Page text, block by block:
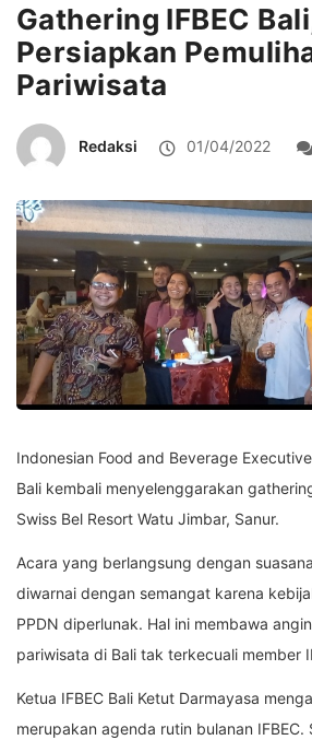
Gathering IFBEC
Persiapkan
Pariwisata
Redaksi 01/04/2022
Indonesian Food and Beverage
Bali kembali menyelenggarakan
Swiss Bel Resort Watu Jimbar, Sanur.
Acara yang berlangsung dengan
diwarnai dengan semangat karena
PPDN diperlunak. Hal ini membawa
pariwisata di Bali tak terkecuali member
Ketua IFBEC Bali Ketut Darmayasa
merupakan agenda rutin bulanan IFBEC.